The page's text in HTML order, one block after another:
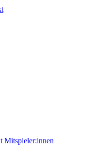
Mitspieler:innen